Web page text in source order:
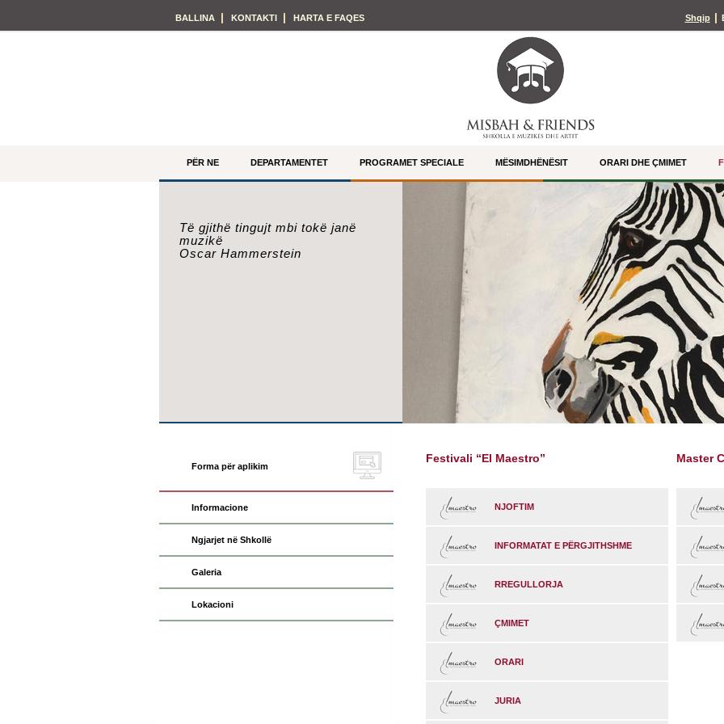
BALLINA KONTAKTI HARTA E FAQES Shqip
PËR NE DEPARTAMENTET PROGRAMET SPECIALE MËSIMDHËNËSIT ORARI DHE ÇMIMET
Të gjithë tingujt mbi tokë janë
muzikë
Oscar Hammerstein
Forma për aplikim
Informacione
Ngjarjet në Shkollë
Galeria
Lokacioni
Festivali “El Maestro” Master
NJOFTIM
INFORMATAT E PËRGJITHSHME
RREGULLORJA
ÇMIMET
ORARI
JURIA